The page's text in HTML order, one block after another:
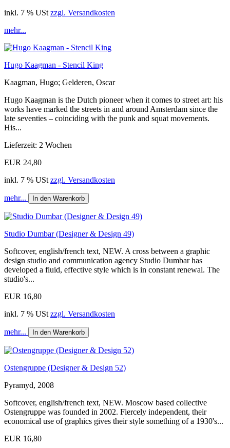
inkl. 7 % USt zzgl. Versandkosten
mehr...
Hugo Kaagman - Stencil King
Kaagman, Hugo; Gelderen, Oscar
Hugo Kaagman is the Dutch pioneer when it comes to street art: his
works have marked the streets in and around Amsterdam since the
late seventies – coinciding with the punk and squat movements.
His...
Lieferzeit: 2 Wochen
EUR 24,80
inkl. 7 % USt zzgl. Versandkosten
mehr... In den Warenkorb
Studio Dumbar (Designer & Design 49)
Softcover, english/french text, NEW. A cross between a graphic
design studio and communication agency Studio Dumbar has
developed a fluid, effective style which is in constant renewal. The
studio's...
EUR 16,80
inkl. 7 % USt zzgl. Versandkosten
mehr... In den Warenkorb
Ostengruppe (Designer & Design 52)
Pyramyd, 2008
Softcover, english/french text, NEW. Moscow based collective
Ostengruppe was founded in 2002. Fiercely independent, their
economical use of graphics gives their style something of a 1930's...
EUR 16,80